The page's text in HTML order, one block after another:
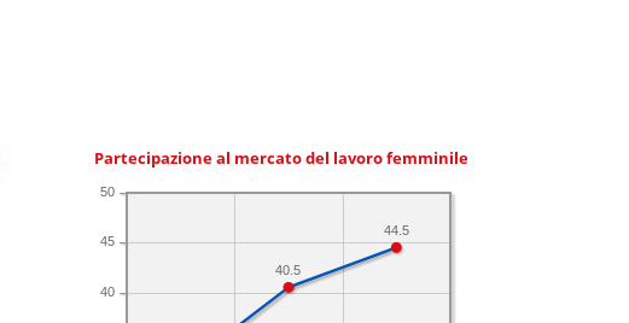
Partecipazione al mercato del lavoro femminile
40
45
50
44.5
40.5